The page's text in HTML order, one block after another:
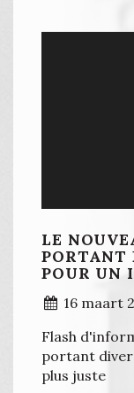
LE
PORTANT
POUR UN
16 maart
Flash
portant
plus juste